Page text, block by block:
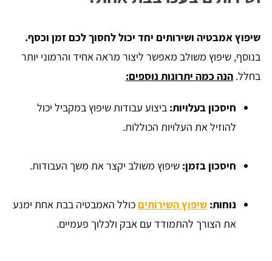
שיפוץ אמבטיה ושירותים יחד יכול לחסוך לכם זמן וכסף.
בנוסף, שיפוץ משולב מאפשר ליצור מראה אחיד והרמוני יותר
בחלל. הנה כמה יתרונות נוספים:
חיסכון בעלויות: ביצוע עבודות שיפוץ במקביל יכול
להוזיל את העלויות הכוללות.
חיסכון בזמן: שיפוץ משולב יקצר את משך העבודות.
נוחות: שיפוץ השירותים כולל האמבטיה בבת אחת ימנע
את הצורך להתמודד עם אבק ולכלוך פעמיים.